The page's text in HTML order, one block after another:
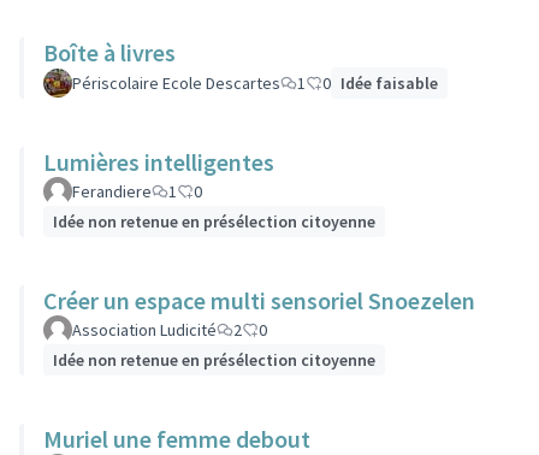
Boîte à livres
Périscolaire Ecole Descartes 1 0 Idée faisable
Lumières intelligentes
Ferandiere 1
0
Idée non retenue en présélection citoyenne
Créer un espace multi sensoriel Snoezelen
Association Ludicité 2
0
Idée non retenue en présélection citoyenne
Muriel une femme debout